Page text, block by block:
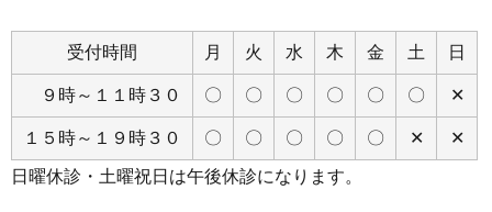
受付時間 月 火 水 木 金 土 日
９時～１１時３０ 〇 〇 〇 〇 〇 〇 ✕
１５時～１９時３０ 〇 〇 〇 〇 〇 ✕ ✕
日曜休診・土曜祝日は午後休診になります。